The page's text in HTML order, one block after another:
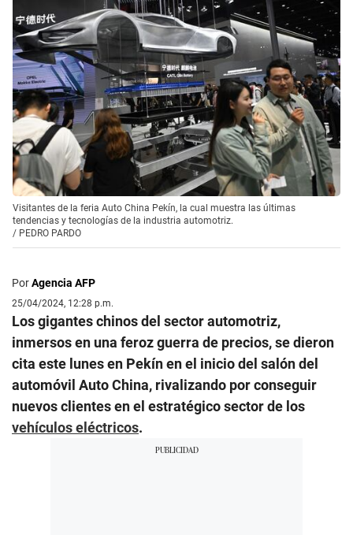
Visitantes de la feria Auto China Pekín, la cual muestra las últimas
tendencias y tecnologías de la industria automotriz.
/ PEDRO PARDO
PorAgencia AFP
25/04/2024, 12:28 p.m.
Los gigantes chinos del sector automotriz,
inmersos en una feroz guerra de precios, se dieron
cita este lunes en Pekín en el inicio del salón del
automóvil Auto China, rivalizando por conseguir
nuevos clientes en el estratégico sector de los
vehículos eléctricos.